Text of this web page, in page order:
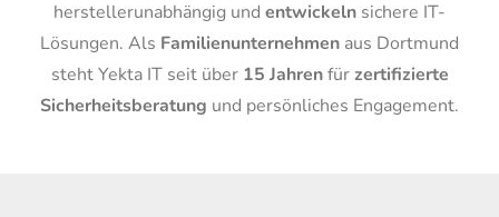
herstellerunabhängig und entwickeln sichere IT-
Lösungen. Als Familienunternehmen aus Dortmund
steht Yekta IT seit über 15 Jahrenfür zertifizierte
Sicherheitsberatung und persönliches Engagement.